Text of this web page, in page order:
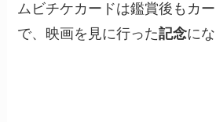
ムビチケカードは鑑賞後もカ
で、映画を見に行った記念に